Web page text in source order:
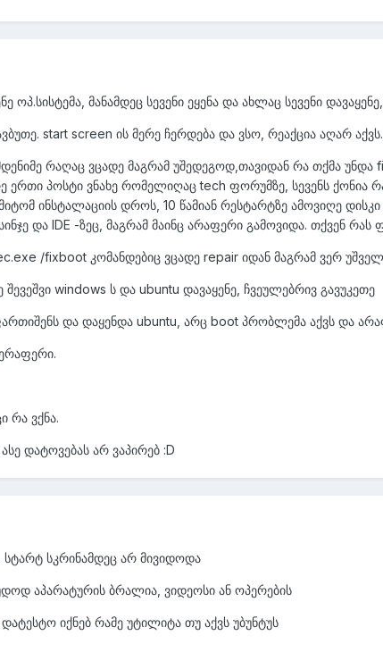
ოპ.სისტემა, მანამდეც სევენი ეყენა და ახლაც სევენი
start screen ის მერე ჩერდება და ვსო, რეაქცია აღარ აქვს.
რაღაც ვცადე მაგრამ უშედეგოდ,თავიდან რა თქმა
ერთი პოსტი ვნახე რომელიღაც tech ფორუმზე, სევენს
ინსტალაციის დროს, 10 წამიან რესტარტზე ამოვიღე
და IDE -ზეც, მაგრამ მაინც არაფერი გამოვიდა. თქვენ
/fixboot კომანდებიც ვცადე repair იდან მაგრამ ვერ
windows ს და ubuntu დავაყენე, ჩვეულებრივ გავუკეთე
და დაყენდა ubuntu, არც boot პრობლემა აქვს და
რა ვქნა.
დატოვებას არ ვაპირებ :D
სტარტ სკრინამდეც არ მივიდოდა
აპარატურის ბრალია, ვიდეოსი ან ოპერების
იქნებ რამე უტილიტა თუ აქვს უბუნტუს